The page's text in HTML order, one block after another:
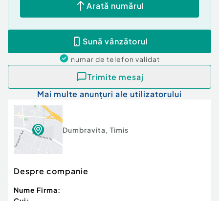
Arată numărul
Sună vânzătorul
numar de telefon validat
Trimite mesaj
Mai multe anunțuri ale utilizatorului
Dumbravita, Timis
Despre companie
Nume Firma: